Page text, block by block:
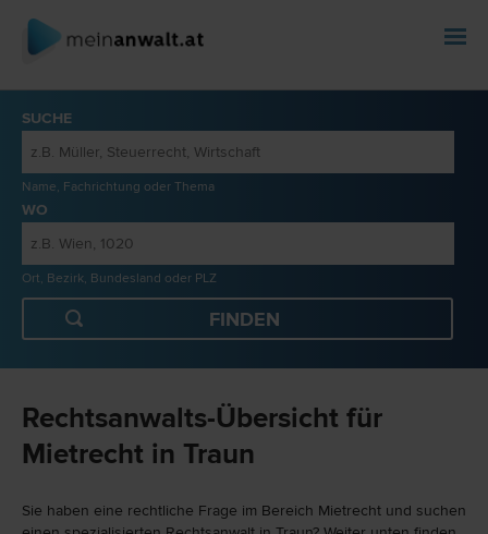
SUCHE
Name, Fachrichtung oder Thema
WO
Ort, Bezirk, Bundesland oder PLZ
Rechtsanwalts-Übersicht für
Mietrecht in Traun
Sie haben eine rechtliche Frage im Bereich Mietrecht und suchen